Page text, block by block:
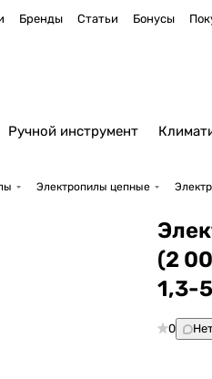
Бренды Статьи Бонусы
Ручной инструмент
Электропилы цепные
(2
1,3-
0